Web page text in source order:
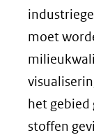
moet
het gebied
stoffen